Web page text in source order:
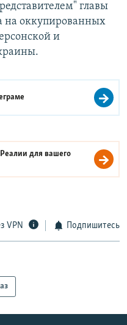
главы
на оккупированных
и
для вашего
VPN Подпишитесь